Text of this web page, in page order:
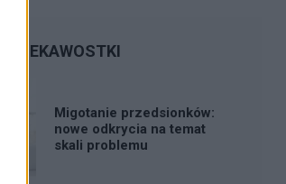
CIEKAWOSTKI
Migotanie przedsionków:
nowe odkrycia na temat
skali problemu